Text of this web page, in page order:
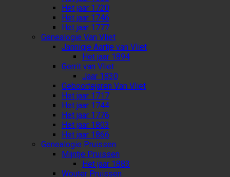
Het jaar 1720
Het jaar 1746
Het jaar 1777
Genealogie Van Vliet
Jannigje Aartje van Vliet
Het jaar 1894
Gerrit van Vliet
Jaar 1830
Geboortejaren Van Vliet
Het jaar 1717
Het jaar 1744
Het jaar 1776
Het jaar 1803
Het jaar 1866
Genealogie Pruissen
Mijntje Pruissen
Het jaar 1883
Wouter Pruissen